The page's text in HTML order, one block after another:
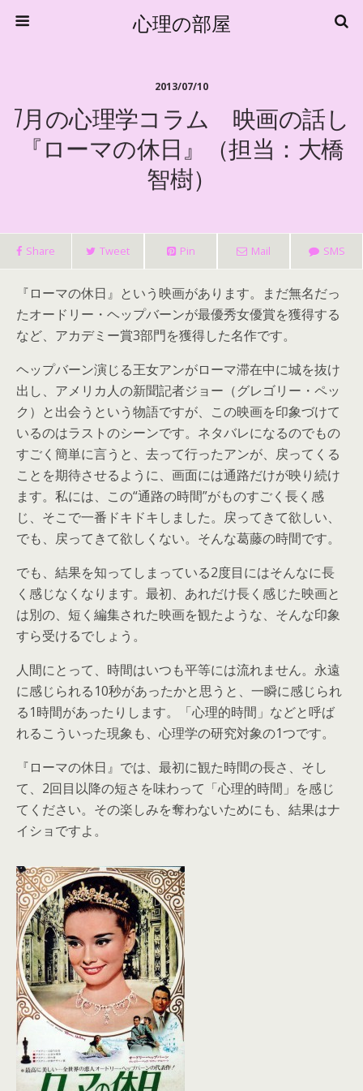
心理の部屋
2013/07/10
7月の心理学コラム 映画の話し
『ローマの休日』（担当：大橋
智樹）
Share Tweet Pin Mail SMS
『ローマの休日』という映画があります。まだ無名だっ
たオードリー・ヘップバーンが最優秀女優賞を獲得する
など、アカデミー賞3部門を獲得した名作です。
ヘップバーン演じる王女アンがローマ滞在中に城を抜け
出し、アメリカ人の新聞記者ジョー（グレゴリー・ペッ
ク）と出会うという物語ですが、この映画を印象づけて
いるのはラストのシーンです。ネタバレになるのでもの
すごく簡単に言うと、去って行ったアンが、戻ってくる
ことを期待させるように、画面には通路だけが映り続け
ます。私には、この“通路の時間”がものすごく長く感
じ、そこで一番ドキドキしました。戻ってきて欲しい、
でも、戻ってきて欲しくない。そんな葛藤の時間です。
でも、結果を知ってしまっている2度目にはそんなに長
く感じなくなります。最初、あれだけ長く感じた映画と
は別の、短く編集された映画を観たような、そんな印象
すら受けるでしょう。
人間にとって、時間はいつも平等には流れません。永遠
に感じられる10秒があったかと思うと、一瞬に感じられ
る1時間があったりします。「心理的時間」などと呼ば
れるこういった現象も、心理学の研究対象の1つです。
『ローマの休日』では、最初に観た時間の長さ、そし
て、2回目以降の短さを味わって「心理的時間」を感じ
てください。その楽しみを奪わないためにも、結果はナ
イショですよ。